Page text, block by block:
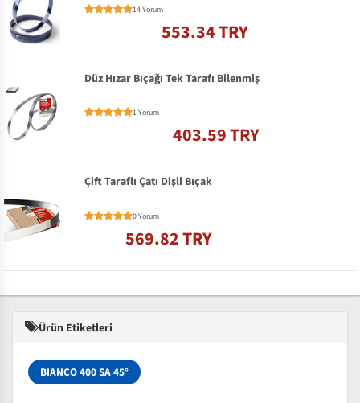
14 Yorum
553.34 TRY
Düz Hızar Bıçağı Tek Tarafı Bilenmiş
1 Yorum
403.59 TRY
Çift Taraflı Çatı Dişli Bıçak
0 Yorum
569.82 TRY
Ürün Etiketleri
BIANCO 400 SA 45°